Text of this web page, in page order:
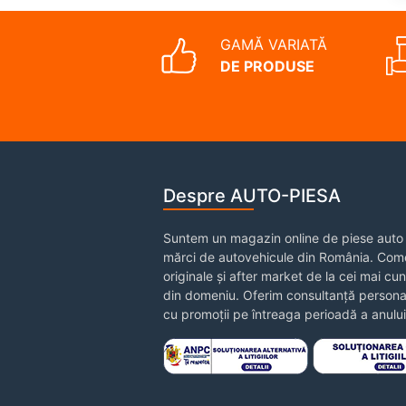
GAMĂ VARIATĂ
DE PRODUSE
Despre AUTO-PIESA
Suntem un magazin online de piese
mărci de autovehicule din România.
originale și after market de la cei mai
din domeniu. Oferim consultanță
cu promoții pe întreaga perioadă a